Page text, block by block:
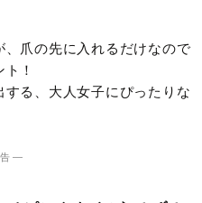
爪の先に入れるだけなので
！
る、大人女子にぴったりな
―